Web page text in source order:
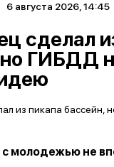
6 августа 2026, 14:45
сделал
но ГИБДД
молодежью не